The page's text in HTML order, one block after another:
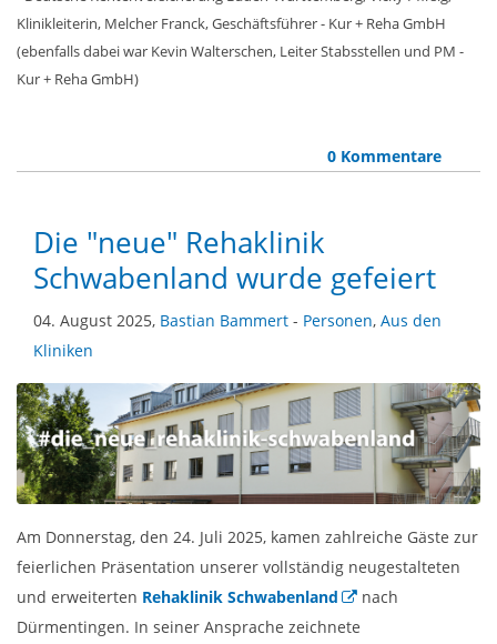
Klinikleiterin, Melcher Franck, Geschäftsführer - Kur + Reha GmbH
(ebenfalls dabei war Kevin Walterschen, Leiter Stabsstellen und PM -
Kur + Reha GmbH)
0 Kommentare
Die "neue" Rehaklinik
Schwabenland wurde gefeiert
04. August 2025, Bastian Bammert - Personen, Aus den
Kliniken
Am Donnerstag, den 24. Juli 2025, kamen zahlreiche Gäste zur
feierlichen Präsentation unserer vollständig neugestalteten
und erweiterten Rehaklinik Schwabenland
nach
Dürmentingen. In seiner Ansprache zeichnete